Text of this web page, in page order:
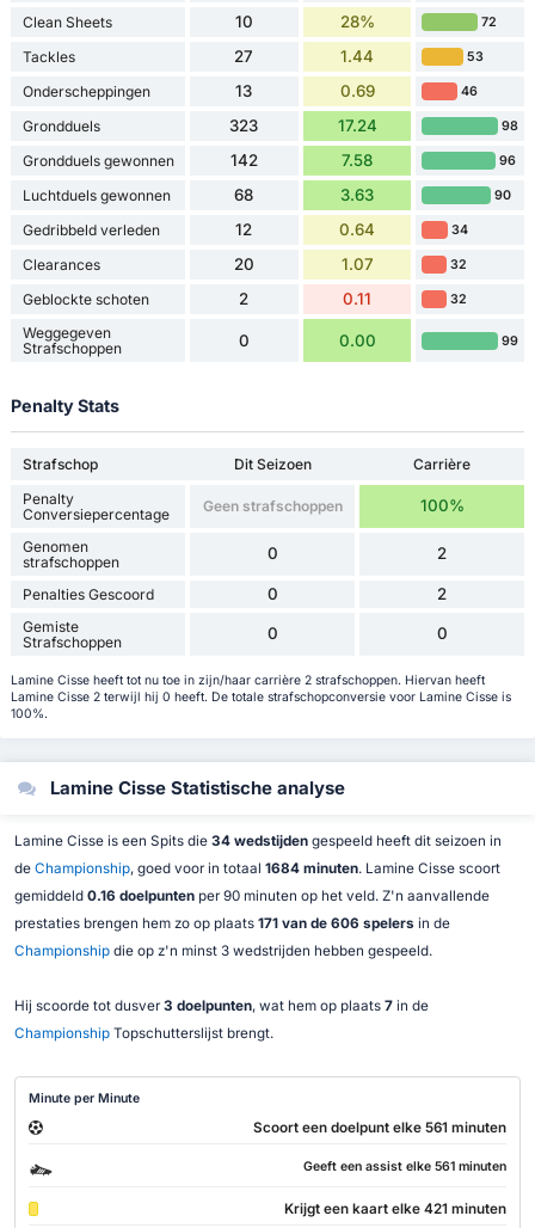
Clean Sheets 10 28% 72
Tackles 27 1.44 53
Onderscheppingen 13 0.69 46
Grondduels 323 17.24 98
Grondduels gewonnen 142 7.58 96
Luchtduels gewonnen 68 3.63 90
Gedribbeld verleden 12 0.64 34
Clearances 20 1.07 32
Geblockte schoten 2 0.11 32
Weggegeven
Strafschoppen
0 0.00 99
Penalty Stats
Strafschop Dit Seizoen
Carrière
Penalty
Conversiepercentage
Geen strafschoppen 100%
Genomen
strafschoppen
0 2
Penalties Gescoord 0 2
Gemiste
Strafschoppen
0 0
Lamine Cisse heeft tot nu toe in zijn/haar carrière 2 strafschoppen. Hiervan heeft
Lamine Cisse 2 terwijl hij 0 heeft. De totale strafschopconversie voor Lamine Cisse is
100%.
Lamine Cisse Statistische analyse
Lamine Cisse is een Spits die 34 wedstijdengespeeld heeft dit seizoen in
de Championship, goed voor in totaal 1684 minuten. Lamine Cisse scoort
gemiddeld 0.16 doelpuntenper 90 minuten op het veld. Z'n aanvallende
prestaties brengen hem zo op plaats 171 van de 606 spelers in de
Championshipdie op z'n minst 3 wedstrijden hebben gespeeld.
Hij scoorde tot dusver 3 doelpunten, wat hem op plaats 7in de
ChampionshipTopschutterslijst brengt.
Minute per Minute
Scoort een doelpunt elke 561 minuten
Geeft een assist elke 561 minuten
Krijgt een kaart elke 421 minuten